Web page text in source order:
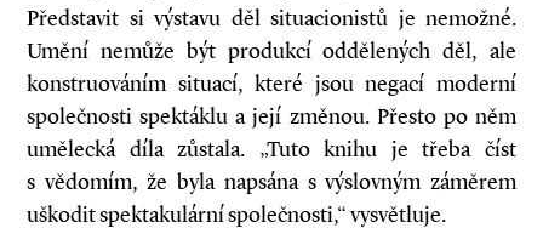
Představit si výstavu děl situacionistů je nemožné.
Umění nemůže být produkcí oddělených děl, ale
konstruováním situací, které jsou negací moderní
společnosti spektáklu a její změnou. Přesto po něm
umělecká díla zůstala. „Tuto knihu je třeba číst
s vědomím, že byla napsána s výslovným záměrem
uškodit spektakulární společnosti,“ vysvětluje.